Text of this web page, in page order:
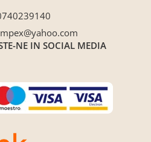
NE IN SOCIAL MEDIA